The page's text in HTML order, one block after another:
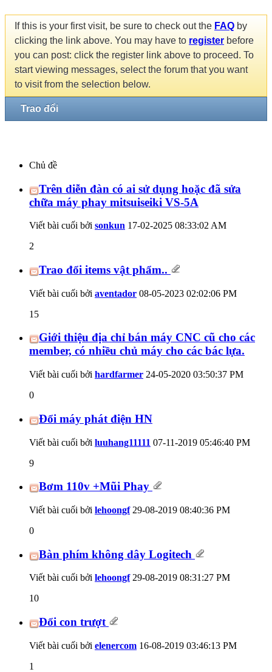
If this is your first visit, be sure to check out the FAQ by
clicking the link above. You may have to register before
you can post: click the register link above to proceed. To
start viewing messages, select the forum that you want
to visit from the selection below.
Trao đổi
Chủ đề
Trên diễn đàn có ai sử dụng hoặc đã sửa
chữa máy phay mitsuiseiki VS-5A
Viết bài cuối bởi sonkun 17-02-2025 08:33:02 AM
2
Trao đổi items vật phẩm..
Viết bài cuối bởi aventador 08-05-2023 02:02:06 PM
15
Giới thiệu địa chỉ bán máy CNC cũ cho các
member, có nhiều chủ máy cho các bác lựa.
Viết bài cuối bởi hardfarmer 24-05-2020 03:50:37 PM
0
Đổi máy phát điện HN
Viết bài cuối bởi luuhang11111 07-11-2019 05:46:40 PM
9
Bơm 110v +Mũi Phay
Viết bài cuối bởi lehoongf29-08-2019 08:40:36 PM
0
Bàn phím không dây Logitech
Viết bài cuối bởi lehoongf29-08-2019 08:31:27 PM
10
Đổi con trượt
Viết bài cuối bởi elenercom 16-08-2019 03:46:13 PM
1